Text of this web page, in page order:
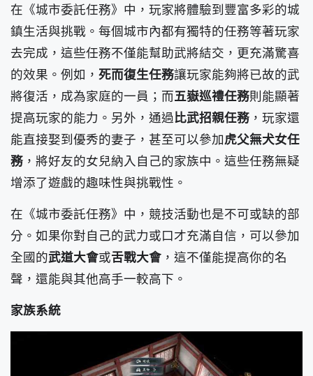
在《城市委託任務》中，玩家將體驗到豐富多彩的城
鎮生活與挑戰。每個城市內都有獨特的任務等著玩家
去完成，這些任務不僅能幫助武將結交，更充滿驚喜
的效果。例如， 死而復生任務讓玩家能夠將已故的武
將復活，成為家庭的一員；而五嶽巡禮任務則能顯著
提高玩家的能力。另外，通過比武招親任務 ，玩家還
能直接娶到優秀的妻子，甚至可以參加虎父無犬女任
務 ，將好友的女兒納入自己的家族中。這些任務無疑
增添了遊戲的趣味性與挑戰性。
在《城市委託任務》中，競技活動也是不可或缺的部
分。如果你對自己的武力或口才充滿自信，可以參加
全國的武道大會或舌戰大會 ，這不僅能提高你的名
聲，還能與其他高手一較高下。
家族系統